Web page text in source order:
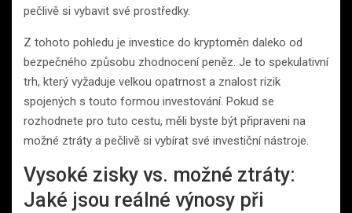
pečlivě si vybavit své prostředky.
Z tohoto pohledu je investice do kryptoměn daleko od
bezpečného způsobu zhodnocení peněz. Je to spekulativní
trh, který vyžaduje velkou opatrnost a znalost rizik
spojených s touto formou investování. Pokud se
rozhodnete pro tuto cestu, měli byste být připraveni na
možné ztráty a pečlivě si vybírat své investiční nástroje.
Vysoké zisky vs. možné ztráty:
Jaké jsou reálné výnosy při